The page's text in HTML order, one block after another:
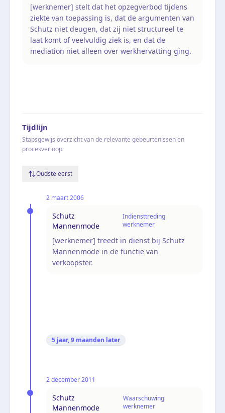
[werknemer] stelt dat het opzegverbod tijdens
ziekte van toepassing is, dat de argumenten van
Schutz niet deugen, dat zij niet structureel te
laat komt of veelvuldig ziek is, en dat de
mediation niet alleen over werkhervatting ging.
Tijdlijn
Stapsgewijs overzicht van de relevante gebeurtenissen en
procesverloop
Oudste eerst
2 maart 2006
Schutz
Mannenmode
Indiensttreding
werknemer
[werknemer] treedt in dienst bij Schutz
Mannenmode in de functie van
verkoopster.
5 jaar, 9 maanden later
2 december 2011
Schutz
Mannenmode
Waarschuwing
werknemer